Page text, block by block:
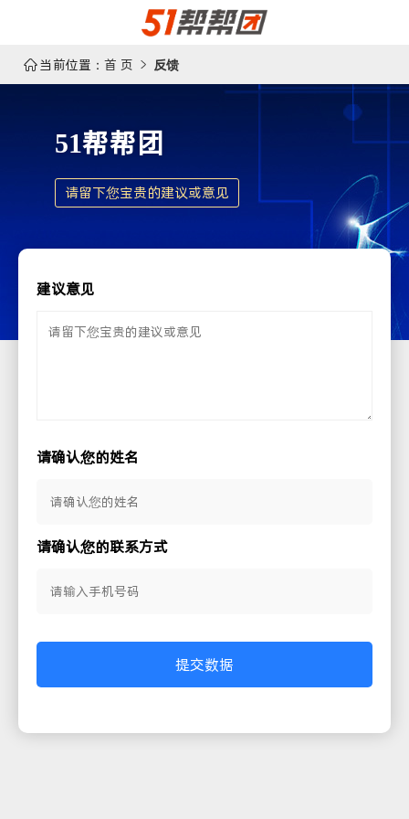
当前位置：首 页  反馈
51帮帮团
请留下您宝贵的建议或意见
建议意见
请确认您的姓名
请确认您的联系方式
提交数据